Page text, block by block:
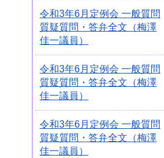
令和3年6月定例会 一般質問
質疑質問・答弁全文（梅澤
佳一議員）
令和3年6月定例会 一般質問
質疑質問・答弁全文（梅澤
佳一議員）
令和3年6月定例会 一般質問
質疑質問・答弁全文（梅澤
佳一議員）